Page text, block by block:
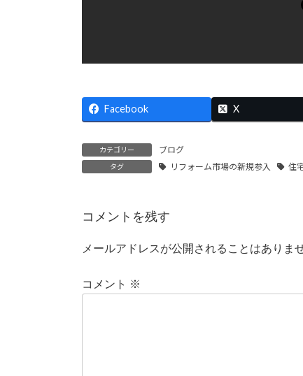
Facebook X
カテゴリー ブログ
タグ リフォーム市場の新規参入 住
コメントを残す
メールアドレスが公開されることはありませ
コメント ※